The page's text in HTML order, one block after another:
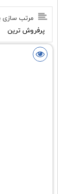
مرتب سازی
پرفروش ترین